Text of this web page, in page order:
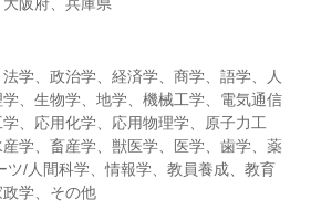
学、政治学、経済学、商学、語学、人
、生物学、地学、機械工学、電気通信
、応用化学、応用物理学、原子力工
学、畜産学、獣医学、医学、歯学、薬
ツ/人間科学、情報学、教員養成、教育
学、その他